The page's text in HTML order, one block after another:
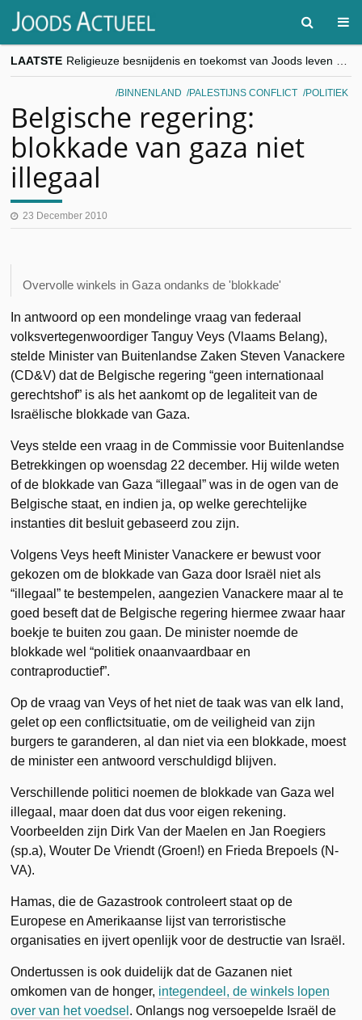
LAATSTE
“Besnijdenisdebat toont hoe moeilijk seculiere Westen minderheden begrijpt”, Jinnih Beels (Vooruit)
CITYTRIP | ROEMENIË – Boekarest: de verrassing van Oost-Europa
BINNENLAND PALESTIJNS CONFLICT POLITIEK
Belgische regering:
blokkade van gaza niet
illegaal
23 December 2010
Overvolle winkels in Gaza ondanks de 'blokkade'
In antwoord op een mondelinge vraag van federaal
volksvertegenwoordiger Tanguy Veys (Vlaams Belang),
stelde Minister van Buitenlandse Zaken Steven Vanackere
(CD&V) dat de Belgische regering “geen internationaal
gerechtshof” is als het aankomt op de legaliteit van de
Israëlische blokkade van Gaza.
Veys stelde een vraag in de Commissie voor Buitenlandse
Betrekkingen op woensdag 22 december. Hij wilde weten
of de blokkade van Gaza “illegaal” was in de ogen van de
Belgische staat, en indien ja, op welke gerechtelijke
instanties dit besluit gebaseerd zou zijn.
Volgens Veys heeft Minister Vanackere er bewust voor
gekozen om de blokkade van Gaza door Israël niet als
“illegaal” te bestempelen, aangezien Vanackere maar al te
goed beseft dat de Belgische regering hiermee zwaar haar
boekje te buiten zou gaan. De minister noemde de
blokkade wel “politiek onaanvaardbaar en
contraproductief”.
Op de vraag van Veys of het niet de taak was van elk land,
gelet op een conflictsituatie, om de veiligheid van zijn
burgers te garanderen, al dan niet via een blokkade, moest
de minister een antwoord verschuldigd blijven.
Verschillende politici noemen de blokkade van Gaza wel
illegaal, maar doen dat dus voor eigen rekening.
Voorbeelden zijn Dirk Van der Maelen en Jan Roegiers
(sp.a), Wouter De Vriendt (Groen!) en Frieda Brepoels (N-
VA).
Hamas, die de Gazastrook controleert staat op de
Europese en Amerikaanse lijst van terroristische
organisaties en ijvert openlijk voor de destructie van Israël.
Ondertussen is ook duidelijk dat de Gazanen niet
omkomen van de honger, integendeel, de winkels lopen
over van het voedsel . Onlangs nog versoepelde Israël de